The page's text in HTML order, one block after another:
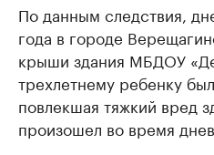
По данным следствия,
года в городе
крыши здания МБДОУ
трехлетнему ребенку
повлекшая тяжкий вред
произошел во время